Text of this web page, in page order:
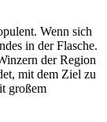
Wenn sich
in der Flasche.
der Region
mit dem Ziel zu
großem